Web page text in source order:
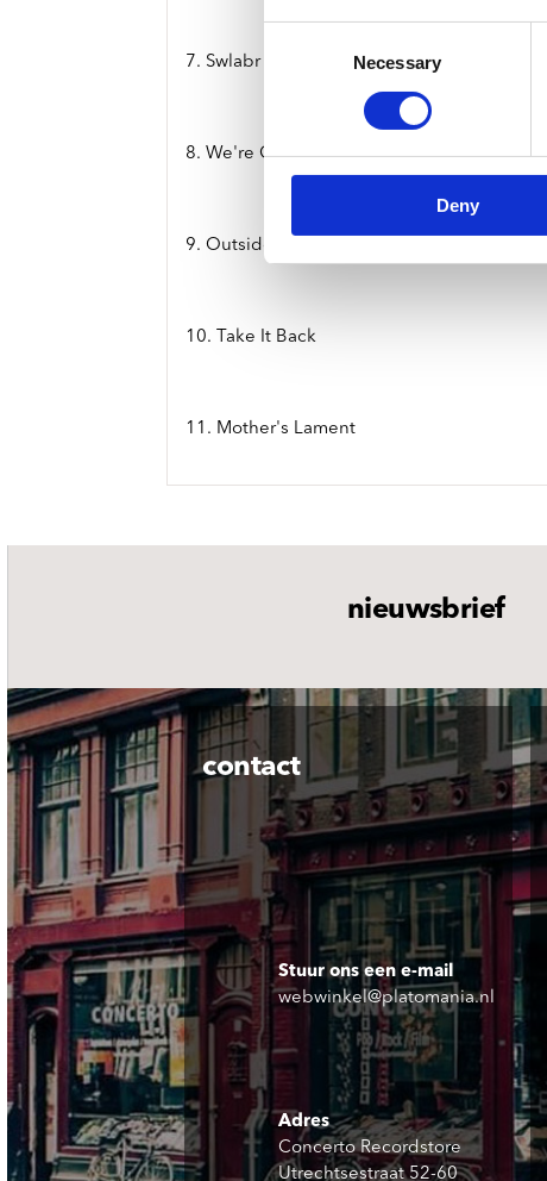
Necessary
Deny
7. Swlabr
8. We're Going Wrong
9. Outside Woman Blues
10. Take It Back
11. Mother's Lament
nieuwsbrief
contact
Stuur ons een e-mail
webwinkel@platomania.nl
Adres
Concerto Recordstore
Utrechtsestraat 52-60